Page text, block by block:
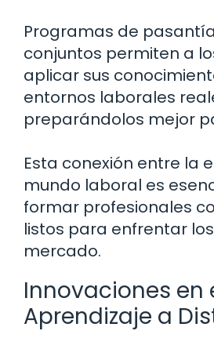
Programas de
conjuntos permiten a
aplicar sus
entornos laborales
preparándolos mejor
Esta conexión entre la
mundo laboral es
formar profesionales
listos para enfrentar
mercado.
Innovaciones en
Aprendizaje a